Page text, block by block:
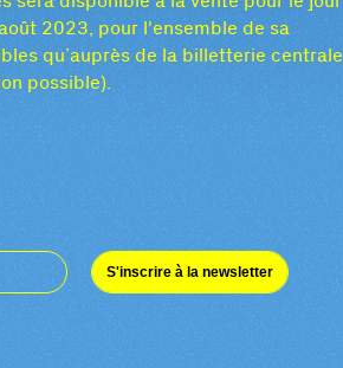
2023, pour l'ensemble de sa
qu’auprès de la billetterie centrale.
possible).
S'inscrire à la newsletter